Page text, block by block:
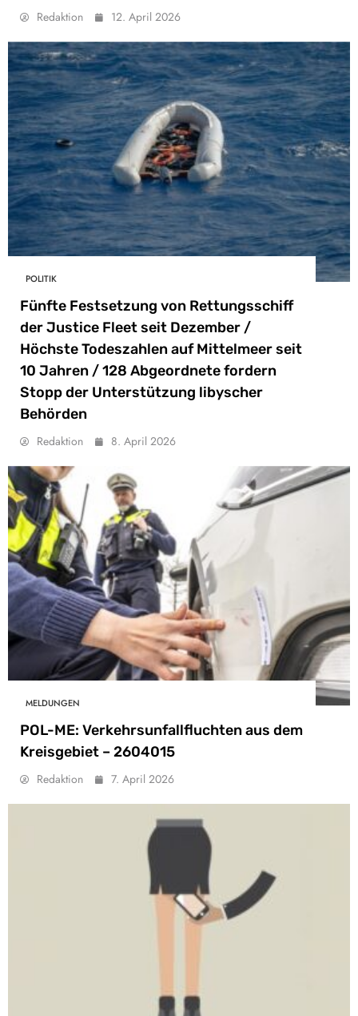
Redaktion 12. April 2026
POLITIK
Fünfte Festsetzung von Rettungsschiff
der Justice Fleet seit Dezember /
Höchste Todeszahlen auf Mittelmeer seit
10 Jahren / 128 Abgeordnete fordern
Stopp der Unterstützung libyscher
Behörden
Redaktion 8. April 2026
MELDUNGEN
POL-ME: Verkehrsunfallfluchten aus dem
Kreisgebiet – 2604015
Redaktion 7. April 2026